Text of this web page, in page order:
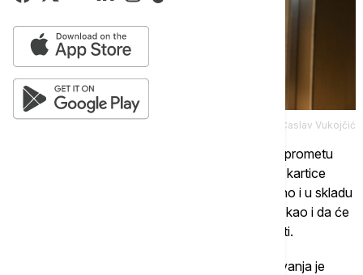
E-Stock/Časlav Vukojčić
Damir Borić, predsednik Grupacije posrednika u prometu
nepokretnosti PKS smatra da će identifikacione kartice
povećati prepoznatljivost onih koji posluju legalno i u skladu
sa najvišim stepenom profesionalnih standarda, kao i da će
doprineti smanjenju sive ekonomije u ovoj oblasti.
"Uređenje profesije i unapređenje uslova poslovanja je